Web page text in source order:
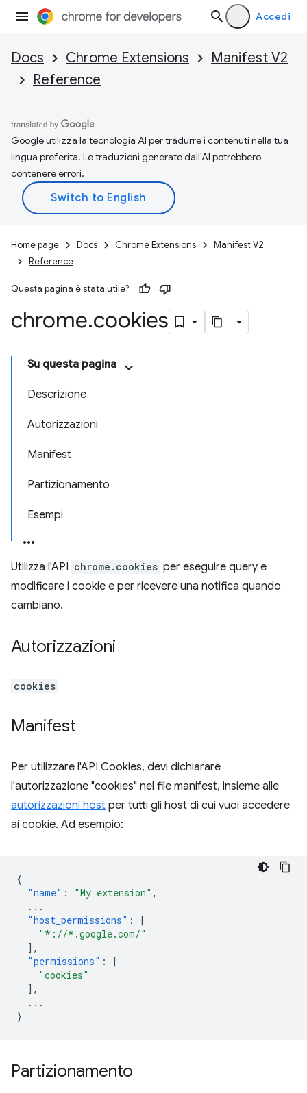
Accedi
Docs Chrome Extensions
Manifest V2
Reference
Google utilizza la tecnologia AI per tradurre i contenuti nella tua
lingua preferita. Le traduzioni generate dall'AI potrebbero
contenere errori.
Home page Docs Chrome Extensions
Manifest V2
Reference
Questa pagina è stata utile?
chrome.cookies
Su questa pagina
Descrizione
Autorizzazioni
Manifest
Partizionamento
Esempi
Utilizza l'API chrome.cookies per eseguire query e
modificare i cookie e per ricevere una notifica quando
cambiano.
Autorizzazioni
cookies
Manifest
Per utilizzare l'API Cookies, devi dichiarare
l'autorizzazione "cookies" nel file manifest, insieme alle
autorizzazioni host per tutti gli host di cui vuoi accedere
ai cookie. Ad esempio:
{
"name" : "My extension" ,
...
"host_permissions" :
[
"*://*.google.com/"
],
"permissions" :
[
"cookies"
],
...
}
Partizionamento